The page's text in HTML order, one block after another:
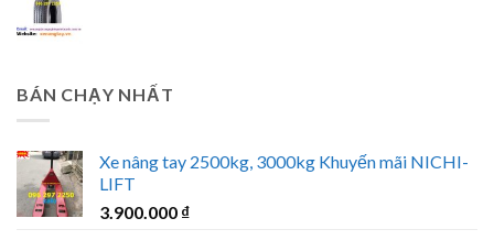
BÁN CHẠY NHẤT
Xe nâng tay 2500kg, 3000kg Khuyến mãi NICHI-
LIFT
3.900.000 ₫